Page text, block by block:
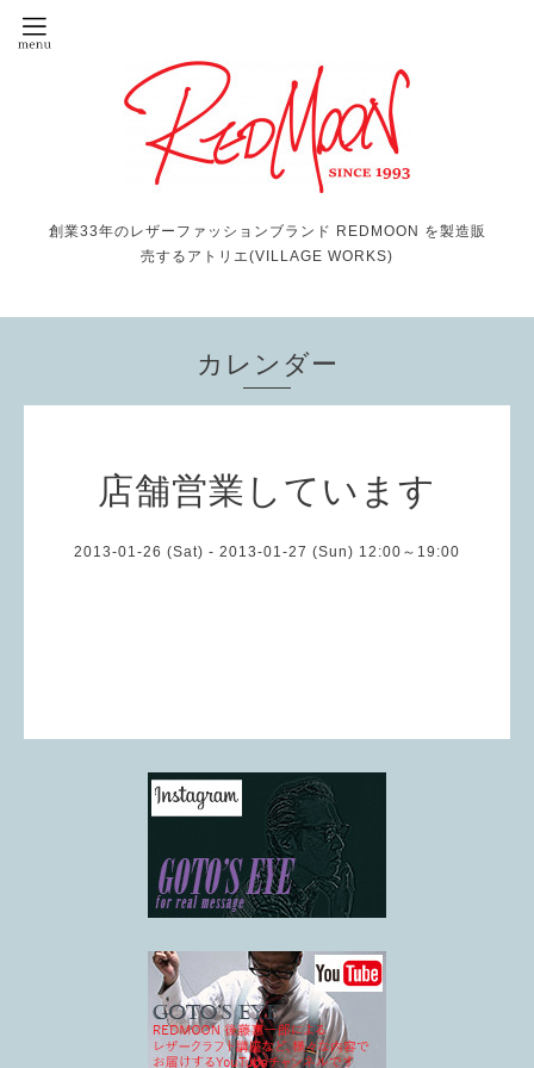
創業33年のレザーファッションブランド REDMOON を製造販
売するアトリエ(VILLAGE WORKS)
カレンダー
店舗営業しています
2013-01-26 (Sat) - 2013-01-27 (Sun) 12:00～19:00